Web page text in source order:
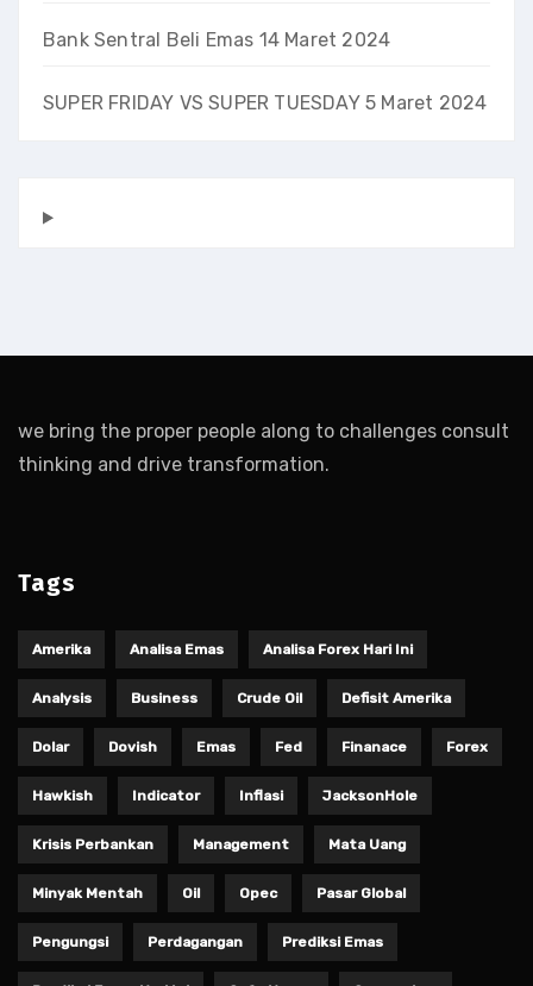
Bank Sentral Beli Emas 14 Maret 2024
SUPER FRIDAY VS SUPER TUESDAY 5 Maret 2024
we bring the proper people along to challenges consult
thinking and drive transformation.
Tags
Amerika Analisa Emas Analisa Forex Hari Ini
Analysis Business Crude Oil Defisit Amerika
Dolar Dovish Emas Fed Finanace Forex
Hawkish Indicator Inflasi JacksonHole
Krisis Perbankan Management Mata Uang
Minyak Mentah Oil Opec Pasar Global
Pengungsi Perdagangan Prediksi Emas